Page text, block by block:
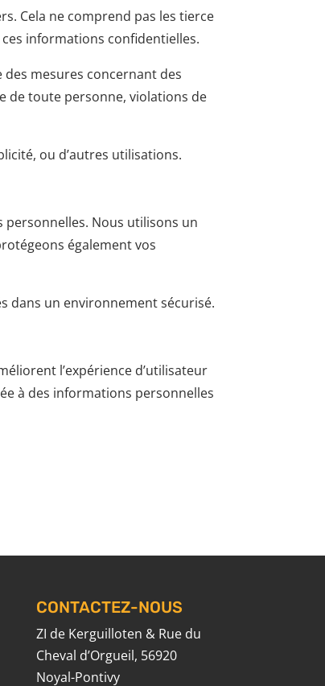
Cela ne comprend pas les tierce
informations confidentielles.
mesures concernant des
de toute personne, violations de
ou d’autres utilisations.
Nous utilisons un
également vos
dans un environnement sécurisé.
l’expérience d’utilisateur
à des informations personnelles
CONTACTEZ-NOUS
ZI de Kerguilloten & Rue du
Cheval d’Orgueil, 56920
Noyal-Pontivy